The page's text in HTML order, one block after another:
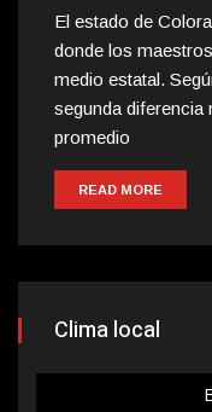
El estado de
donde los
medio estatal.
segunda diferencia
promedio
READ MORE
Clima local